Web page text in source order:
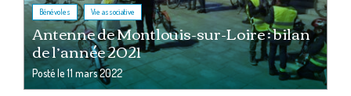
Bénévoles , Vie associative
Antenne de Montlouis-sur-Loire : bilan
de l’année 2021
Posté le11 mars 2022